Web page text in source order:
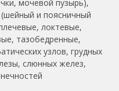
мочевой пузырь),
и поясничный
локтевые,
тазобедренные,
узлов, грудных
слюнных желез,